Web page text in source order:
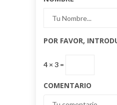
POR FAVOR,
4 × 3 =
COMENTARIO